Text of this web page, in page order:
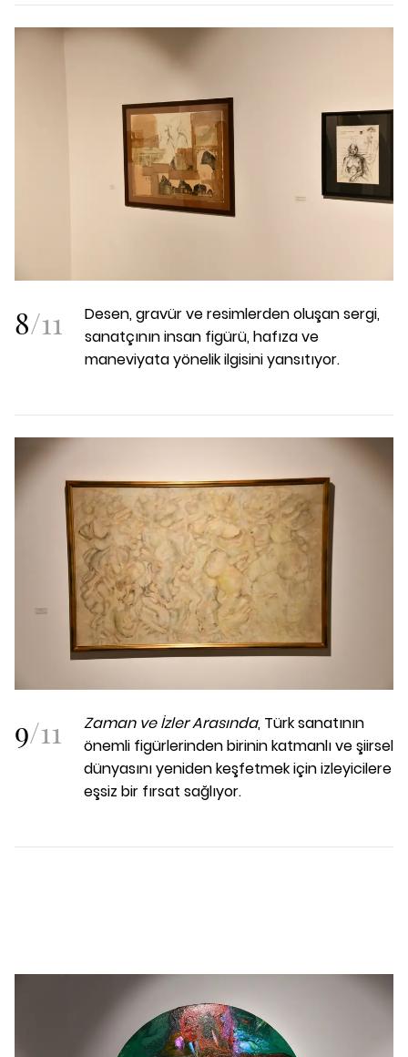
8/11
Desen, gravür ve resimlerden oluşan sergi,
sanatçının insan figürü, hafıza ve
maneviyata yönelik ilgisini yansıtıyor.
9/11 Zaman ve İzler Arasında, Türk sanatının
önemli figürlerinden birinin katmanlı ve şiirsel
dünyasını yeniden keşfetmek için izleyicilere
eşsiz bir fırsat sağlıyor.